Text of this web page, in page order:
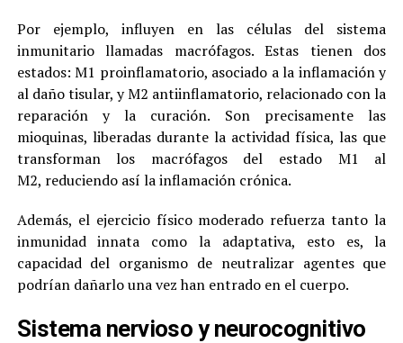
Por ejemplo, influyen en las células del sistema
inmunitario llamadas macrófagos. Estas tienen dos
estados: M1 proinflamatorio, asociado a la inflamación y
al daño tisular, y M2 antiinflamatorio, relacionado con la
reparación y la curación. Son precisamente las
mioquinas, liberadas durante la actividad física, las que
transforman los macrófagos del estado M1 al
M2, reduciendo así la inflamación crónica.
Además, el ejercicio físico moderado refuerza tanto la
inmunidad innata como la adaptativa, esto es, la
capacidad del organismo de neutralizar agentes que
podrían dañarlo una vez han entrado en el cuerpo.
Sistema nervioso y neurocognitivo